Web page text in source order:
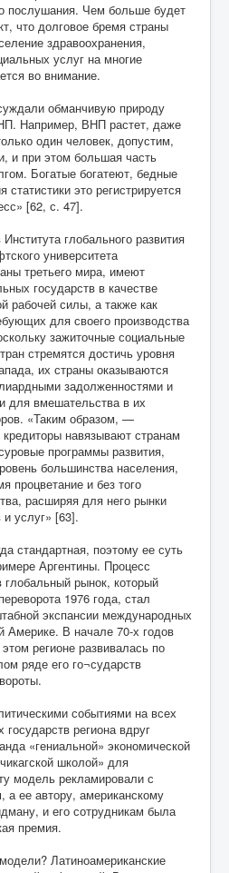
послушания. Чем больше будет
что долговое бремя страны
здравоохранения,
услуг на многие
во внимание.
обманчивую природу
Например, ВНП растет, даже
один человек, допустим,
и при этом большая часть
Богатые богатеют, бедные
это регистрируется
[62, с. 47].
глобального развития
университета
третьего мира, имеют
государств в качестве
рабочей силы, а также как
для своего производства
зажиточные социальные
стремятся достичь уровня
их страны оказываются
задолженностями и
для вмешательства в их
«Таким образом, —
навязывают странам
программы развития,
большинства населения,
процветание и без того
расширяя для него рынки
и услуг» [63].
стандартная, поэтому ее суть
Аргентины. Процесс
глобальный рынок, который
1976 года, стал
экспансии международных
Америке. В начале 70-х годов
регионе развивалась по
ряде его го¬сударств
событиями на всех
региона вдруг
«гениальной» экономической
школой» для
модель рекламировали с
ее автору, американскому
и его сотрудникам была
премия.
Латиноамериканские